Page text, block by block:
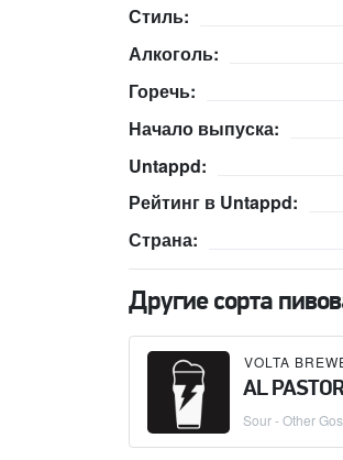
Стиль:
Алкоголь:
Горечь:
Начало выпуска:
Untappd:
Рейтинг в Untappd:
Страна:
Другие сорта
VOLTA
AL
Sour - Other